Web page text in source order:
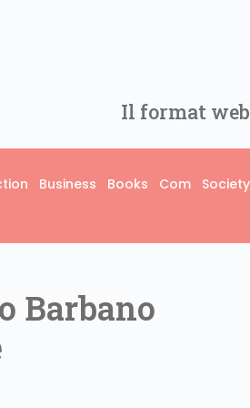
Il format
Business Books Com Society
Barbano